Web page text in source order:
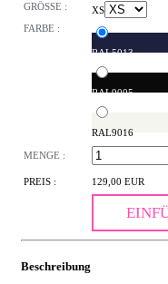
GRÖSSE : XS
FARBE :
RAL5013
RAL9005
RAL9016
MENGE :
PREIS : 129,00 EUR
Beschreibung